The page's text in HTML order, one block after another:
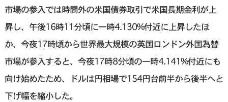
市場の参入では時間外の米国債券取引で米国長期金利が上
昇し、午後16時11分頃に一時4.130%付近に上昇したほ
か、今夜17時頃から世界最大規模の英国ロンドン外国為替
市場が参入すると、今夜17時8分頃の一時4.141%付近にも
向け始めたため、ドルは円相場で154円台前半から後半へと
下げ幅を縮小した。